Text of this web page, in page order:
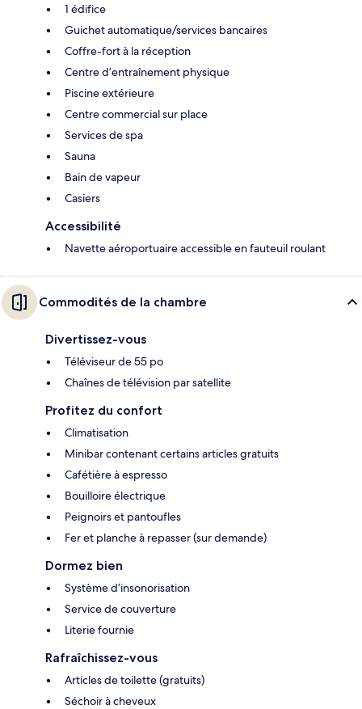
1 édifice
Guichet automatique/services bancaires
Coffre-fort à la réception
Centre d’entraînement physique
Piscine extérieure
Centre commercial sur place
Services de spa
Sauna
Bain de vapeur
Casiers
Accessibilité
Navette aéroportuaire accessible en fauteuil roulant
Commodités de la chambre
Divertissez-vous
Téléviseur de 55 po
Chaînes de télévision par satellite
Profitez du confort
Climatisation
Minibar contenant certains articles gratuits
Cafétière à espresso
Bouilloire électrique
Peignoirs et pantoufles
Fer et planche à repasser (sur demande)
Dormez bien
Système d’insonorisation
Service de couverture
Literie fournie
Rafraîchissez-vous
Articles de toilette (gratuits)
Séchoir à cheveux